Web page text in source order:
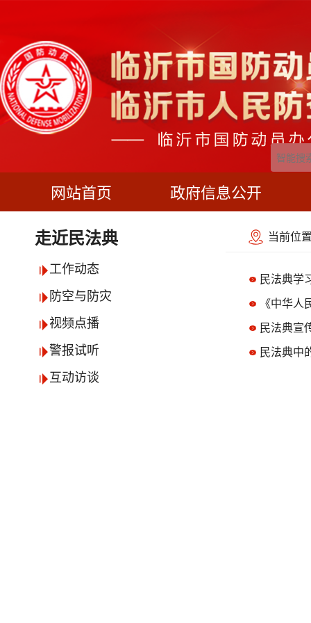
网站首页 政府信息公开
走近民法典
工作动态
防空与防灾
视频点播
警报试听
互动访谈
当前位
民法典学
《中华
民法典宣
民法典中